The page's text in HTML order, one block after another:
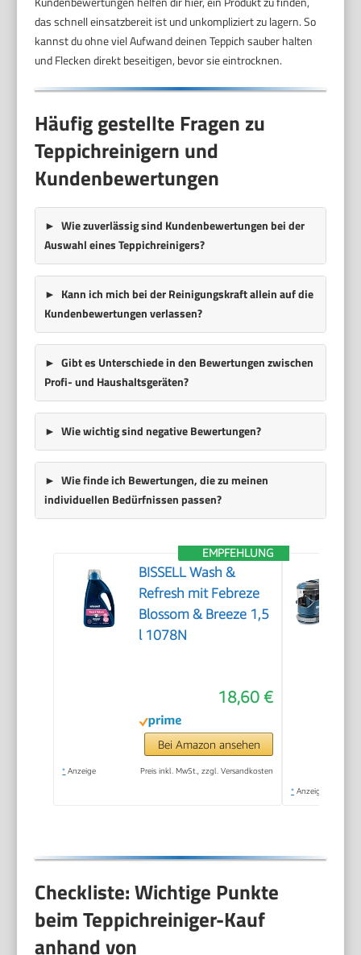
das schnell einsatzbereit ist und unkompliziert zu lagern. So
kannst du ohne viel Aufwand deinen Teppich sauber halten
und Flecken direkt beseitigen, bevor sie eintrocknen.
Häufig gestellte Fragen zu
Teppichreinigern und
Kundenbewertungen
Wie zuverlässig sind Kundenbewertungen bei der
Auswahl eines Teppichreinigers?
Kann ich mich bei der Reinigungskraft allein auf die
Kundenbewertungen verlassen?
Gibt es Unterschiede in den Bewertungen zwischen
Profi- und Haushaltsgeräten?
Wie wichtig sind negative Bewertungen?
Wie finde ich Bewertungen, die zu meinen
individuellen Bedürfnissen passen?
EMPFEHLUNG
BISSELL Wash &
Refresh mit Febreze
Blossom & Breeze 1,5
l 1078N
18,60 €
Bei Amazon ansehen
* Anzeige Preis inkl. MwSt., zzgl. Versandkosten
* Anzeige
Checkliste: Wichtige Punkte
beim Teppichreiniger-Kauf
anhand von